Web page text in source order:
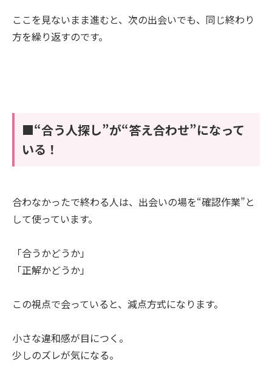
ここを見ないまま進むと、次の出会いでも、同じ終わり
方を繰り返すのです。
■“合う人探し”が“答え合わせ”になって
いる！
合わなかったで終わる人は、出会いの場を“確認作業”と
して使っています。
「合うかどうか」
「正解かどうか」
この視点で会っていると、減点方式になります。
小さな違和感が目につく。
少しのズレが気になる。